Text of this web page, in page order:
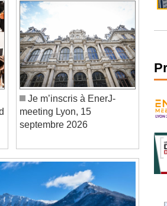
Je m’inscris à EnerJ-
meeting Lyon, 15
septembre 2026